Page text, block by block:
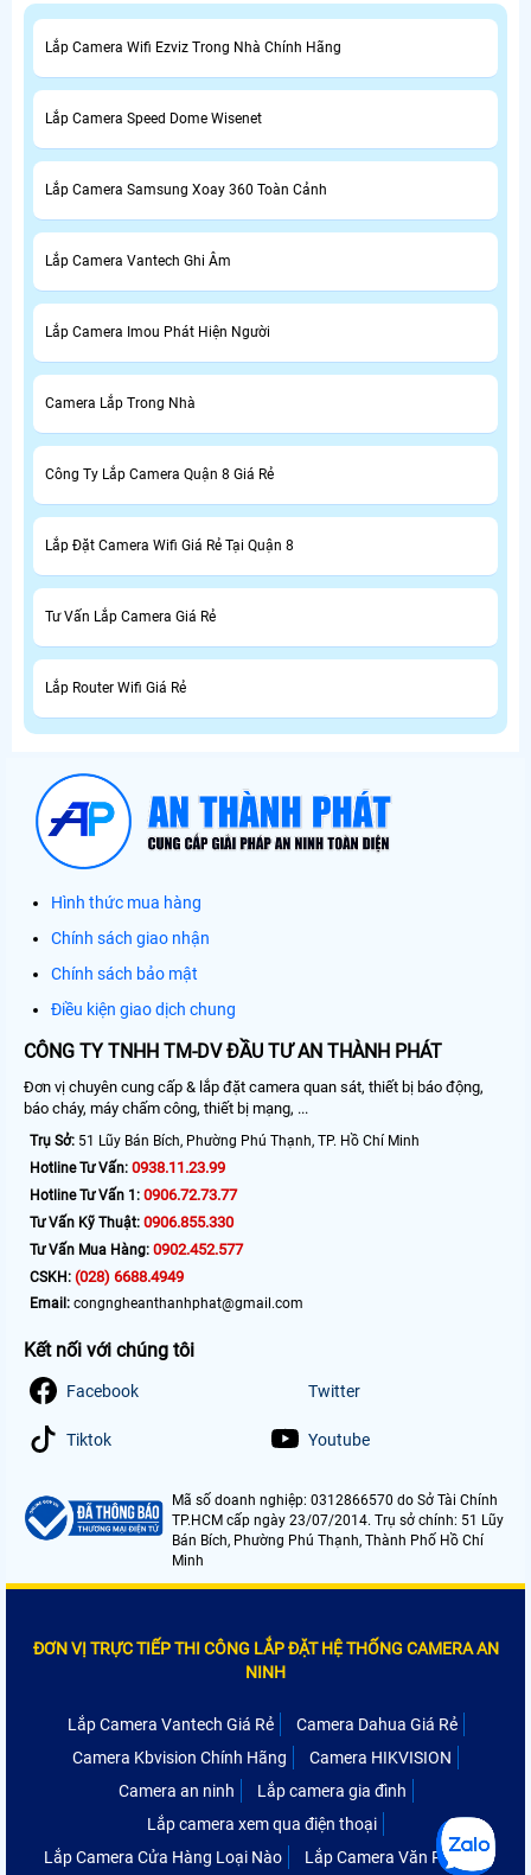
Lắp Camera Wifi Ezviz Trong Nhà Chính Hãng
Lắp Camera Speed Dome Wisenet
Lắp Camera Samsung Xoay 360 Toàn Cảnh
Lắp Camera Vantech Ghi Âm
Lắp Camera Imou Phát Hiện Người
Camera Lắp Trong Nhà
Công Ty Lắp Camera Quận 8 Giá Rẻ
Lắp Đặt Camera Wifi Giá Rẻ Tại Quận 8
Tư Vấn Lắp Camera Giá Rẻ
Lắp Router Wifi Giá Rẻ
Hình thức mua hàng
Chính sách giao nhận
Chính sách bảo mật
Điều kiện giao dịch chung
CÔNG TY TNHH TM-DV ĐẦU TƯ AN THÀNH PHÁT
Đơn vị chuyên cung cấp & lắp đặt camera quan sát, thiết bị báo động,
báo cháy, máy chấm công, thiết bị mạng, ...
Trụ Sở: 51 Lũy Bán Bích, Phường Phú Thạnh, TP. Hồ Chí Minh
Hotline Tư Vấn: 0938.11.23.99
Hotline Tư Vấn 1: 0906.72.73.77
Tư Vấn Kỹ Thuật: 0906.855.330
Tư Vấn Mua Hàng: 0902.452.577
CSKH: (028) 6688.4949
Email: congngheanthanhphat@gmail.com
Kết nối với chúng tôi
Facebook Twitter
Tiktok Youtube
Mã số doanh nghiệp: 0312866570 do Sở Tài Chính
TP.HCM cấp ngày 23/07/2014. Trụ sở chính: 51 Lũy
Bán Bích, Phường Phú Thạnh, Thành Phố Hồ Chí
Minh
ĐƠN VỊ TRỰC TIẾP THI CÔNG LẮP ĐẶT HỆ THỐNG CAMERA AN
NINH
Lắp Camera Vantech Giá Rẻ
Camera Dahua Giá Rẻ
Camera Kbvision Chính Hãng
Camera HIKVISION
Camera an ninh
Lắp camera gia đình
Lắp camera xem qua điện thoại
Lắp Camera Cửa Hàng Loại Nào
Lắp Camera Văn Phòng